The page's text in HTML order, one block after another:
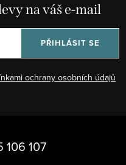
na váš e-mail
ochrany osobních údajů
PŘIHLÁSIT SE
106 107